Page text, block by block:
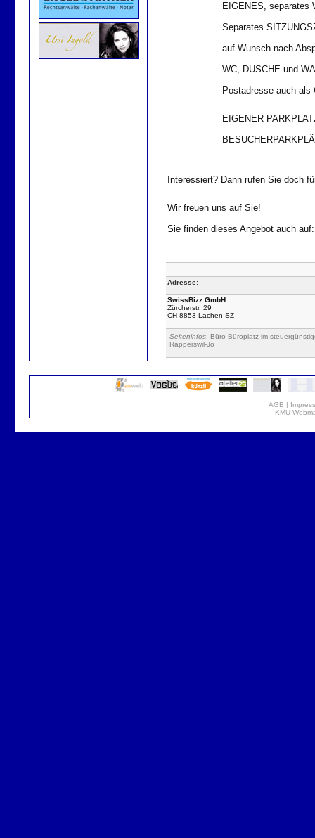
EIGENES, separates
Separates
auf Wunsch nach
WC, DUSCHE und
Postadresse auch
EIGENER
Interessiert? Dann rufen Sie doch
Wir freuen uns auf Sie!
Sie finden dieses Angebot auch
Adresse:
SwissBizz GmbH
Zürcherstr. 29
CH-8853 Lachen SZ
Seiteninfos: Büro Büroplatz im
Rapperswil-Jo
AGB |
KMU